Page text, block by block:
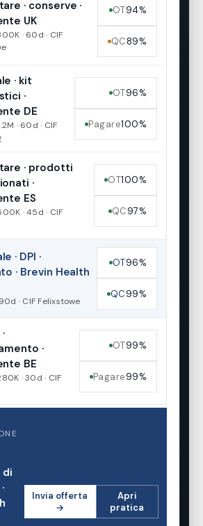
· conserve ·
UK
· 60d · CIF
OT94%
QC89%
· kit
·
DE
· 60d · CIF
OT96%
Pagare100%
· prodotti
·
ES
· 45d · CIF
OT100%
QC97%
· DPI ·
· Brevin Health
· CIF Felixstowe
OT96%
QC99%
·
BE
· 30d · CIF
OT99%
Pagare99%
di
Invia offerta
→
Apri
pratica